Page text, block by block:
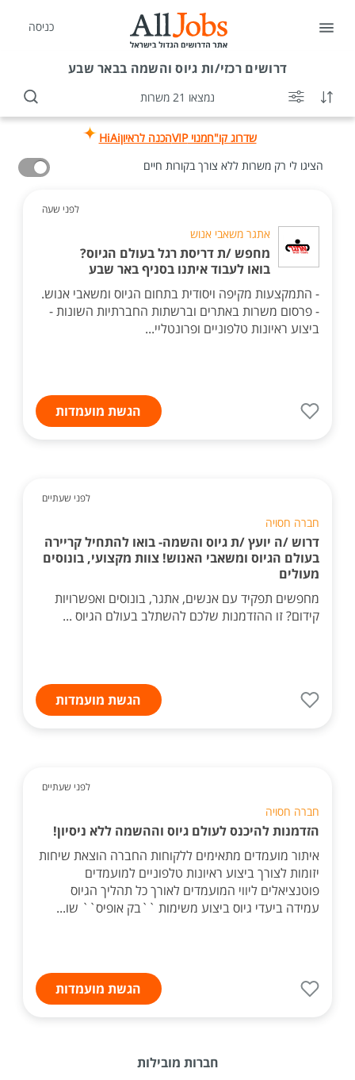
כניסה
דרושים רכזי/ות גיוס והשמה בבאר שבע
נמצאו 21 משרות
שדרוג קו"חמנוי VIP הכנה לראיוןHiAi
הציגו לי רק משרות ללא צורך בקורות חיים
לפני שעה
אתגר משאבי אנוש
מחפש /ת דריסת רגל בעולם הגיוס?
בואו לעבוד איתנו בסניף באר שבע
- התמקצעות מקיפה ויסודית בתחום הגיוס ומשאבי אנוש.
- פרסום משרות באתרים וברשתות החברתיות השונות -
ביצוע ראיונות טלפוניים ופרונטליי...
הגשת מועמדות
לפני שעתיים
חברה חסויה
דרוש /ה יועץ /ת גיוס והשמה- בואו להתחיל קריירה
בעולם הגיוס ומשאבי האנוש! צוות מקצועי, בונוסים
מעולים
מחפשים תפקיד עם אנשים, אתגר, בונוסים ואפשרויות
קידום? זו ההזדמנות שלכם להשתלב בעולם הגיוס ...
הגשת מועמדות
לפני שעתיים
חברה חסויה
הזדמנות להיכנס לעולם גיוס וההשמה ללא ניסיון!
איתור מועמדים מתאימים ללקוחות החברה הוצאת שיחות
יזומות לצורך ביצוע ראיונות טלפוניים למועמדים
פוטנציאלים ליווי המועמדים לאורך כל תהליך הגיוס
עמידה ביעדי גיוס ביצוע משימות ``בק אופיס`` שו...
הגשת מועמדות
חברות מובילות